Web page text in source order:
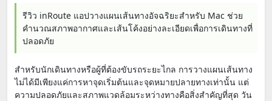
รีวิว inRoute แอปวางแผนเส้นทางอัจฉริยะสำหรับ Mac ช่วย
คำนวณสภาพอากาศและเส้นโค้งอย่างละเอียดเพื่อการเดินทางที่
ปลอดภัย
สำหรับนักเดินทางหรือผู้ที่ต้องขับรถระยะไกล การวางแผนเส้นทาง
ไม่ได้มีเพียงแค่การหาจุดเริ่มต้นและจุดหมายปลายทางเท่านั้น แต่
ความปลอดภัยและสภาพแวดล้อมระหว่างทางคือสิ่งสำคัญที่สุด วัน